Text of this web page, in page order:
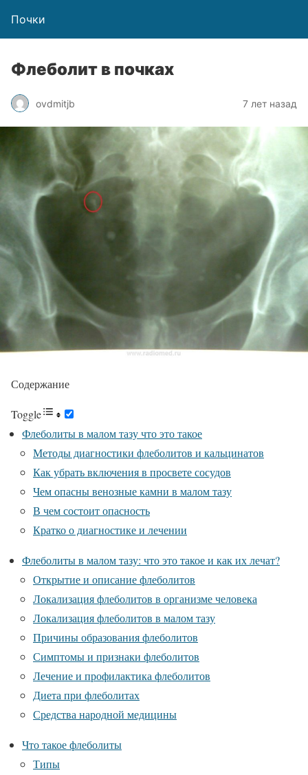
Почки
Флеболит в почках
ovdmitjb 7 лет назад
Содержание
Toggle
Флеболиты в малом тазу что это такое
Методы диагностики флеболитов и кальцинатов
Как убрать включения в просвете сосудов
Чем опасны венозные камни в малом тазу
В чем состоит опасность
Кратко о диагностике и лечении
Флеболиты в малом тазу: что это такое и как их лечат?
Открытие и описание флеболитов
Локализация флеболитов в организме человека
Локализация флеболитов в малом тазу
Причины образования флеболитов
Симптомы и признаки флеболитов
Лечение и профилактика флеболитов
Диета при флеболитах
Средства народной медицины
Что такое флеболиты
Типы